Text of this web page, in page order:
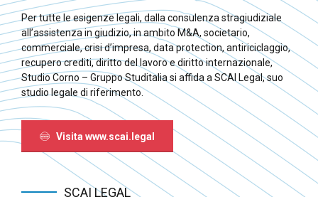
Per tutte le esigenze legali, dalla consulenza stragiudiziale
all’assistenza in giudizio, in ambito M&A, societario,
commerciale, crisi d’impresa, data protection, antiriciclaggio,
recupero crediti, diritto del lavoro e diritto internazionale,
Studio Corno – Gruppo Studitalia si affida a SCAI Legal, suo
studio legale di riferimento.
Visita www.scai.legal
SCAI LEGAL